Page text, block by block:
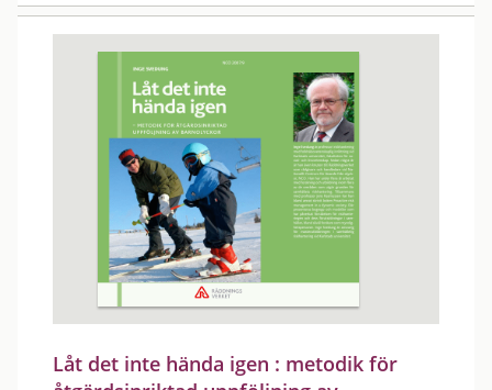
Låt det inte hända igen : metodik för